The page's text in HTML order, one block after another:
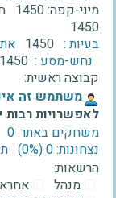
מיני-קפה:1450
1450
בעיות : 1450
נחש-מסע : 1450
קבוצה ראשית:
‫משתמש זה
לאפשרויות רבות
משחקים באתר: 0
נצחונות: 0 ‫(0%)‬
הרשאות:
מנהל